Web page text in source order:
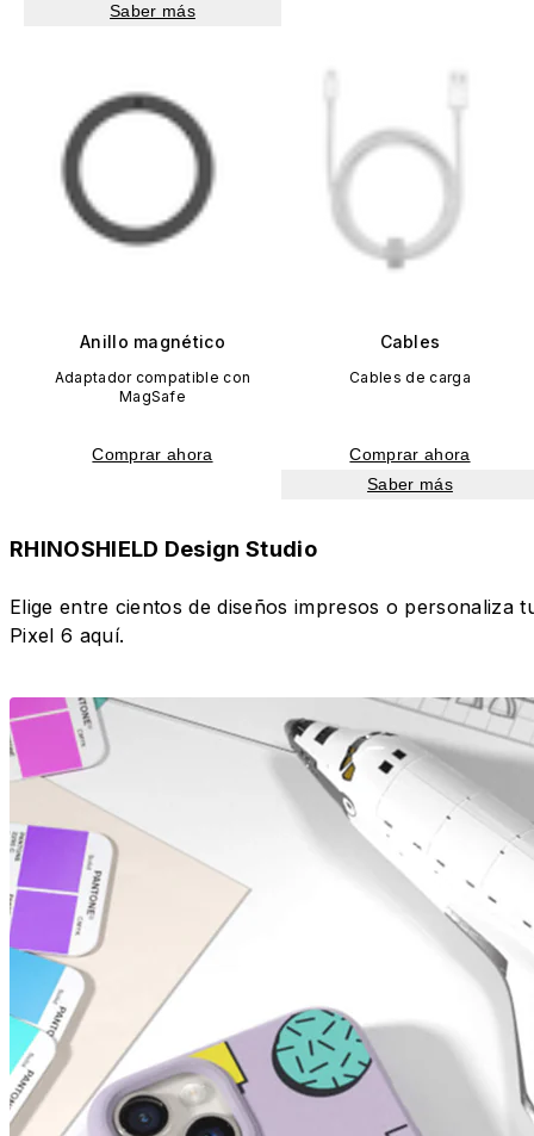
Saber más
Anillo magnético
Adaptador compatible con
MagSafe
Comprar ahora
Cables
Cables de carga
Comprar ahora
Saber más
RHINOSHIELD Design Studio
Elige entre cientos de diseños impresos o personaliza
Pixel 6 aquí.